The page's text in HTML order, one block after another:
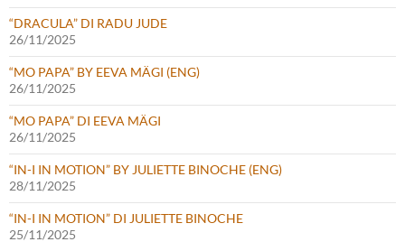
“DRACULA” DI RADU JUDE
26/11/2025
“MO PAPA” BY EEVA MÄGI (ENG)
26/11/2025
“MO PAPA” DI EEVA MÄGI
26/11/2025
“IN-I IN MOTION” BY JULIETTE BINOCHE (ENG)
28/11/2025
“IN-I IN MOTION” DI JULIETTE BINOCHE
25/11/2025